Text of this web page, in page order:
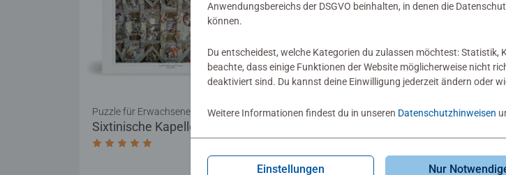
Sixtinische Kapelle
Durchschnittliche Bewertung 5,0 von 5 Sternen.
Puzzle für Erwachsene Puzzle für Erwachsene
Anwendungsbereichs der DSGVO beinhalten, in denen die
können.
Du entscheidest, welche Kategorien du zulassen möchtest:
beachte, dass einige Funktionen der Website möglicherweise nicht
deaktiviert sind. Du kannst deine Einwilligung jederzeit ändern oder
Weitere Informationen findest du in unseren Datenschutzhinweisen
Einstellungen Nur